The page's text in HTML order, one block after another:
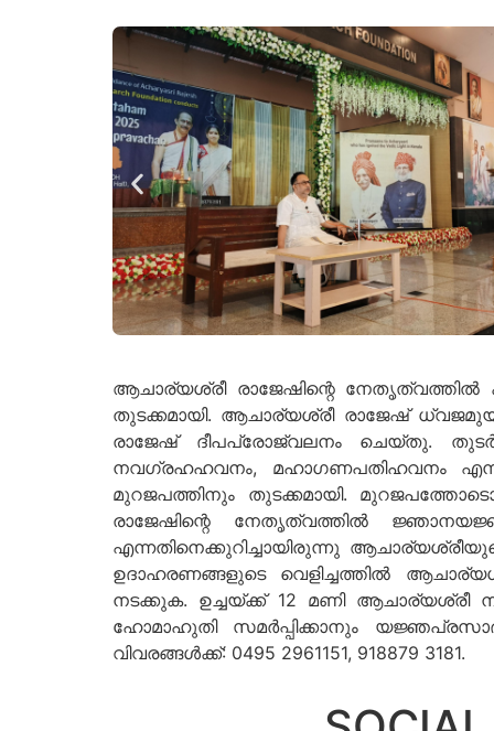
ആചാര്യശ്രീ രാജേഷിന്റെ നേതൃത്വത്തില്‍
തുടക്കമായി. ആചാര്യശ്രീ രാജേഷ്
രാജേഷ് ദീപപ്രോജ്വലനം ചെയ്തു.
നവഗ്രഹഹവനം, മഹാഗണപതിഹവനം
മുറജപത്തിനും തുടക്കമായി.
രാജേഷിന്റെ നേതൃത്വത്തില്‍
എന്നതിനെക്കുറിച്ചായിരുന്നു
ഉദാഹരണങ്ങളുടെ വെളിച്ചത്തില്‍
നടക്കുക. ഉച്ചയ്ക്ക് 12 മണി
ഹോമാഹുതി സമര്‍പ്പിക്കാനും
വിവരങ്ങള്‍ക്ക്: 0495 2961151, 918879 3181.